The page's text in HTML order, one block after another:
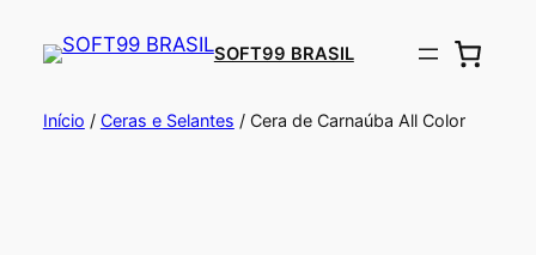
SOFT99 BRASIL
Início / Ceras e Selantes / Cera de Carnaúba All Color